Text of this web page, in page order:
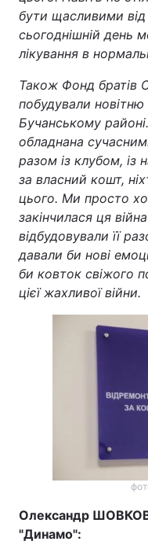
бути щасливими від
сьогоднішній день
лікування в
Також Фонд братів
побудували
Бучанському
обладнана
разом із клубом,
за власний кошт,
цього. Ми просто
закінчилася ця
відбудовували її
давали би нові
би ковток свіжого
цієї жахливої війни.
Олександр
"Динамо":